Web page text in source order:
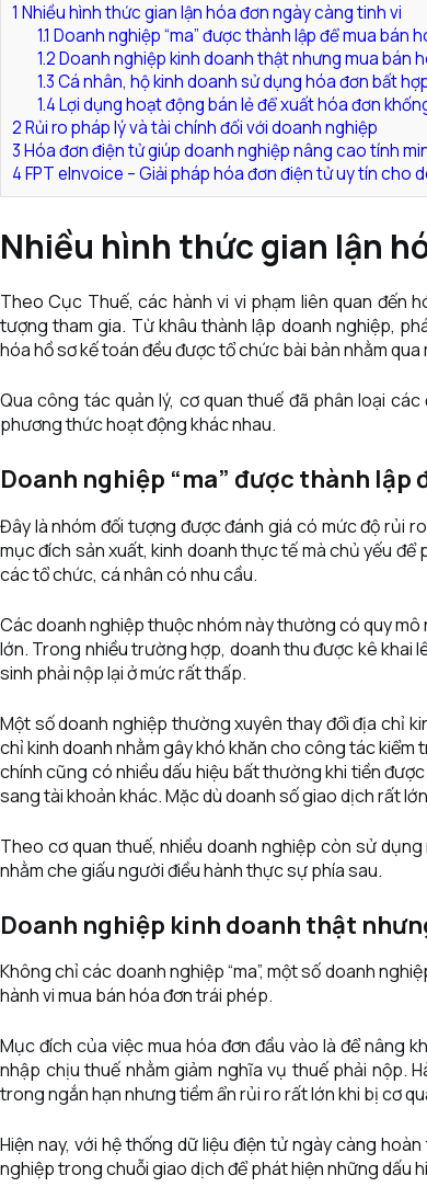
1 Nhiều hình thức gian lận hóa đơn ngày càng tinh vi
1.1 Doanh nghiệp “ma” được thành lập để mua bán
1.2Doanh nghiệp kinh doanh thật nhưng mua bán
1.3Cá nhân, hộ kinh doanh sử dụng hóa đơn bất
1.4Lợi dụng hoạt động bán lẻ để xuất hóa đơn
2Rủi ro pháp lý và tài chính đối với doanh nghiệp
3Hóa đơn điện tử giúp doanh nghiệp nâng cao tính
4FPT eInvoice – Giải pháp hóa đơn điện tử uy tín cho
Nhiều hình thức gian lận
Theo Cục Thuế, các hành vi vi phạm liên quan đến
tượng tham gia. Từ khâu thành lập doanh nghiệp,
hóa hồ sơ kế toán đều được tổ chức bài bản nhằm
Qua công tác quản lý, cơ quan thuế đã phân loại
phương thức hoạt động khác nhau.
Doanh nghiệp “ma” được thành lập
Đây là nhóm đối tượng được đánh giá có mức độ rủi
mục đích sản xuất, kinh doanh thực tế mà chủ yếu
các tổ chức, cá nhân có nhu cầu.
Các doanh nghiệp thuộc nhóm này thường có quy
lớn. Trong nhiều trường hợp, doanh thu được kê
sinh phải nộp lại ở mức rất thấp.
Một số doanh nghiệp thường xuyên thay đổi địa chỉ
chỉ kinh doanh nhằm gây khó khăn cho công tác
chính cũng có nhiều dấu hiệu bất thường khi tiền
sang tài khoản khác. Mặc dù doanh số giao dịch rất
Theo cơ quan thuế, nhiều doanh nghiệp còn sử
nhằm che giấu người điều hành thực sự phía sau.
Doanh nghiệp kinh doanh thật
Không chỉ các doanh nghiệp “ma”, một số doanh
hành vi mua bán hóa đơn trái phép.
Mục đích của việc mua hóa đơn đầu vào là để nâng
nhập chịu thuế nhằm giảm nghĩa vụ thuế phải nộp.
trong ngắn hạn nhưng tiềm ẩn rủi ro rất lớn khi bị cơ
Hiện nay, với hệ thống dữ liệu điện tử ngày càng
nghiệp trong chuỗi giao dịch để phát hiện những dấu